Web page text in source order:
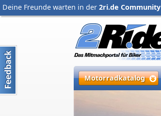
Deine Freunde warten in der 2ri.de Community
Motorradkatalog